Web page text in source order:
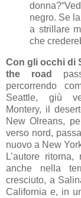
donna?
negro. Se
a strillare
che
Con gli occhi di
the road
percorrendo
Seattle, giù
Montery, il
New Olreans,
verso nord,
nuovo a New
L’autore
anche nella
cresciuto, a
California e, in